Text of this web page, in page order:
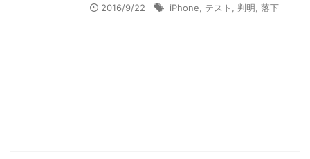
2016/9/22 iPhone テスト 判明 落下